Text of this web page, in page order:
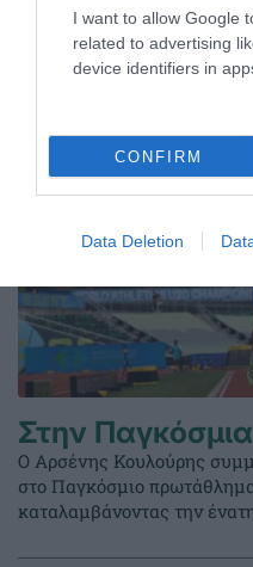
I want to allow Google
related to advertising
device identifiers in
CONFIRM
Data Deletion
ΤΕΛΕΥΤΑΙΑ ΝΕΑ
Στην
Ο Αρσένης Κουλούρης
στο Παγκόσμιο
καταλαμβάνοντας την